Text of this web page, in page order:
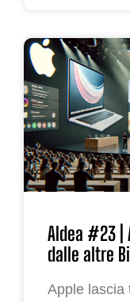
AIdea #23 |
dalle altre
Apple lascia